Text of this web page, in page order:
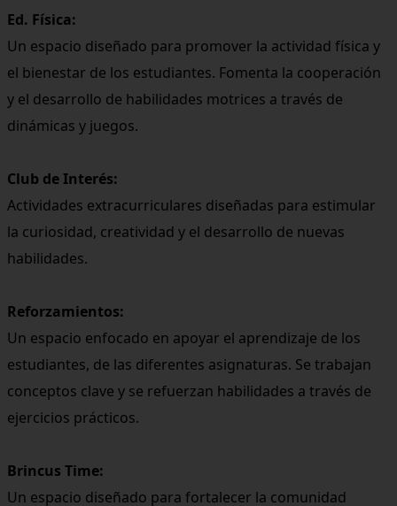
Ed. Física:
Un espacio diseñado para promover la actividad física y
el bienestar de los estudiantes. Fomenta la cooperación
y el desarrollo de habilidades motrices a través de
dinámicas y juegos.
Club de Interés:
Actividades extracurriculares diseñadas para estimular
la curiosidad, creatividad y el desarrollo de nuevas
habilidades.
Reforzamientos:
Un espacio enfocado en apoyar el aprendizaje de los
estudiantes, de las diferentes asignaturas. Se trabajan
conceptos clave y se refuerzan habilidades a través de
ejercicios prácticos.
Brincus Time:
Un espacio diseñado para fortalecer la comunidad